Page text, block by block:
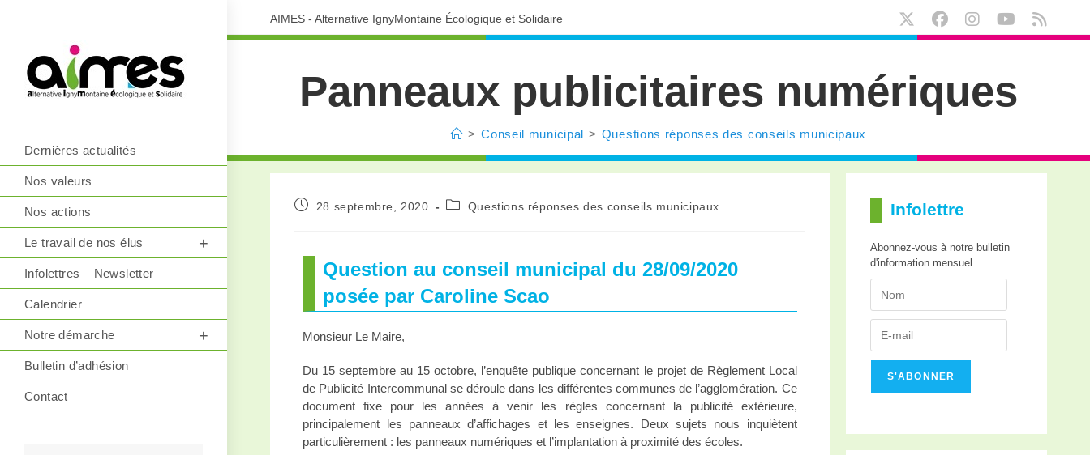
AIMES - Alternative IgnyMontaine Écologique et Solidaire
Dernières actualités
Nos valeurs
Nos actions
Le travail de nos élus
Infolettres – Newsletter
Calendrier
Notre démarche
Bulletin d’adhésion
Contact
Panneaux publicitaires numériques
> Conseil municipal > Questions réponses des conseils municipaux
28 septembre, 2020 Questions réponses des conseils municipaux
Question au conseil municipal du 28/09/2020
posée par Caroline Scao
Monsieur Le Maire,
Du 15 septembre au 15 octobre, l’enquête publique concernant le projet de Règlement Local
de Publicité Intercommunal se déroule dans les différentes communes de l’agglomération. Ce
document fixe pour les années à venir les règles concernant la publicité extérieure,
principalement les panneaux d’affichages et les enseignes. Deux sujets nous inquiètent
particulièrement : les panneaux numériques et l’implantation à proximité des écoles.
Infolettre
Abonnez-vous à notre bulletin
d'information mensuel
S'ABONNER